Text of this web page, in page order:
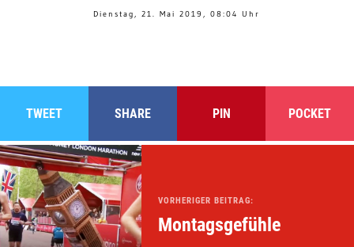
Dienstag, 21. Mai 2019, 08:04 Uhr
TWEET SHARE PIN POCKET
VORHERIGER BEITRAG:
Montagsgefühle